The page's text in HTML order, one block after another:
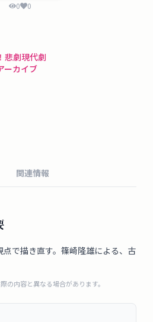
0 0
悲劇現代劇
ーカイブ
関連情報
で描き直す。篠崎隆雄による、古
の内容と異なる場合があります。